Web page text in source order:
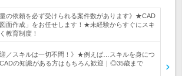
量の依頼を必ず受けられる案件数があります》★CAD
面作成」をお任せします！★未経験からすぐにスキ
教育制度！
迎／スキルは一切不問！》★例えば…スキルを身につ
の知識がある方はもちろん歓迎｜◎35歳まで